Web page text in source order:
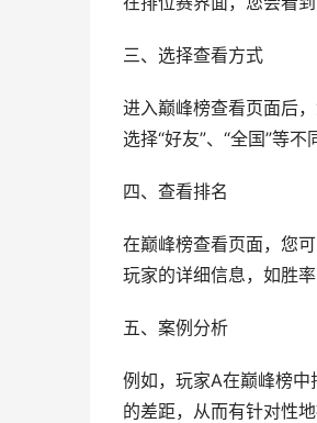
三、选择查看方式
进入巅峰榜查看页面后
选择“好友”、“全国”等不
四、查看排名
在巅峰榜查看页面，您
玩家的详细信息，如胜率
五、案例分析
例如，玩家A在巅峰榜
的差距，从而有针对性地